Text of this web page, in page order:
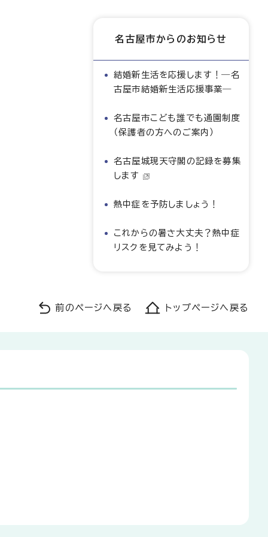
名古屋市からのお知らせ
結婚新生活を応援します！―名
古屋市結婚新生活応援事業―
名古屋市こども誰でも通園制度
（保護者の方へのご案内）
名古屋城現天守閣の記録を募集
します
熱中症を予防しましょう！
これからの暑さ大丈夫？熱中症
リスクを見てみよう！
前のページへ戻る トップページへ戻る